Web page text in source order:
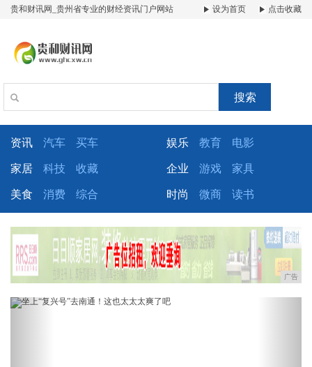
贵和财讯网_贵州省专业的财经资讯门户网站 设为首页 点击收藏
搜索
资讯 汽车 买车 娱乐 教育 电影
家居 科技 收藏 企业 游戏 家具
美食 消费 综合 时尚 微商 读书
广告
Previous